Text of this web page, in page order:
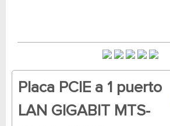
Placa PCIE a 1 puerto
LAN GIGABIT MTS-